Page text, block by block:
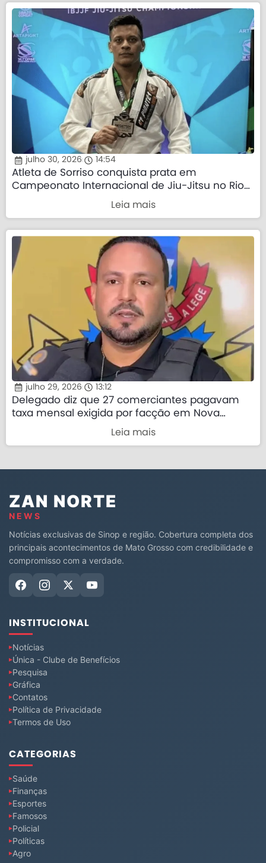
julho 30, 2026 14:54
Atleta de Sorriso conquista prata em
Campeonato Internacional de Jiu-Jitsu no Rio
Leia mais
julho 29, 2026 13:12
Delegado diz que 27 comerciantes pagavam
taxa mensal exigida por facção em Nova
Leia mais
ZAN NORTE
NEWS
Notícias exclusivas de Sinop e região. Cobertura completa dos
principais acontecimentos de Mato Grosso com credibilidade e
compromisso com a verdade.
INSTITUCIONAL
Notícias
Única - Clube de Benefícios
Pesquisa
Gráfica
Contatos
Política de Privacidade
Termos de Uso
CATEGORIAS
Saúde
Finanças
Esportes
Famosos
Policial
Políticas
Agro